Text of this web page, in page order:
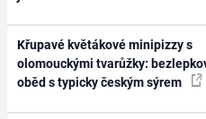
Křupavé květákové minipizzy s
olomouckými tvarůžky:
oběd s typicky českým sýrem